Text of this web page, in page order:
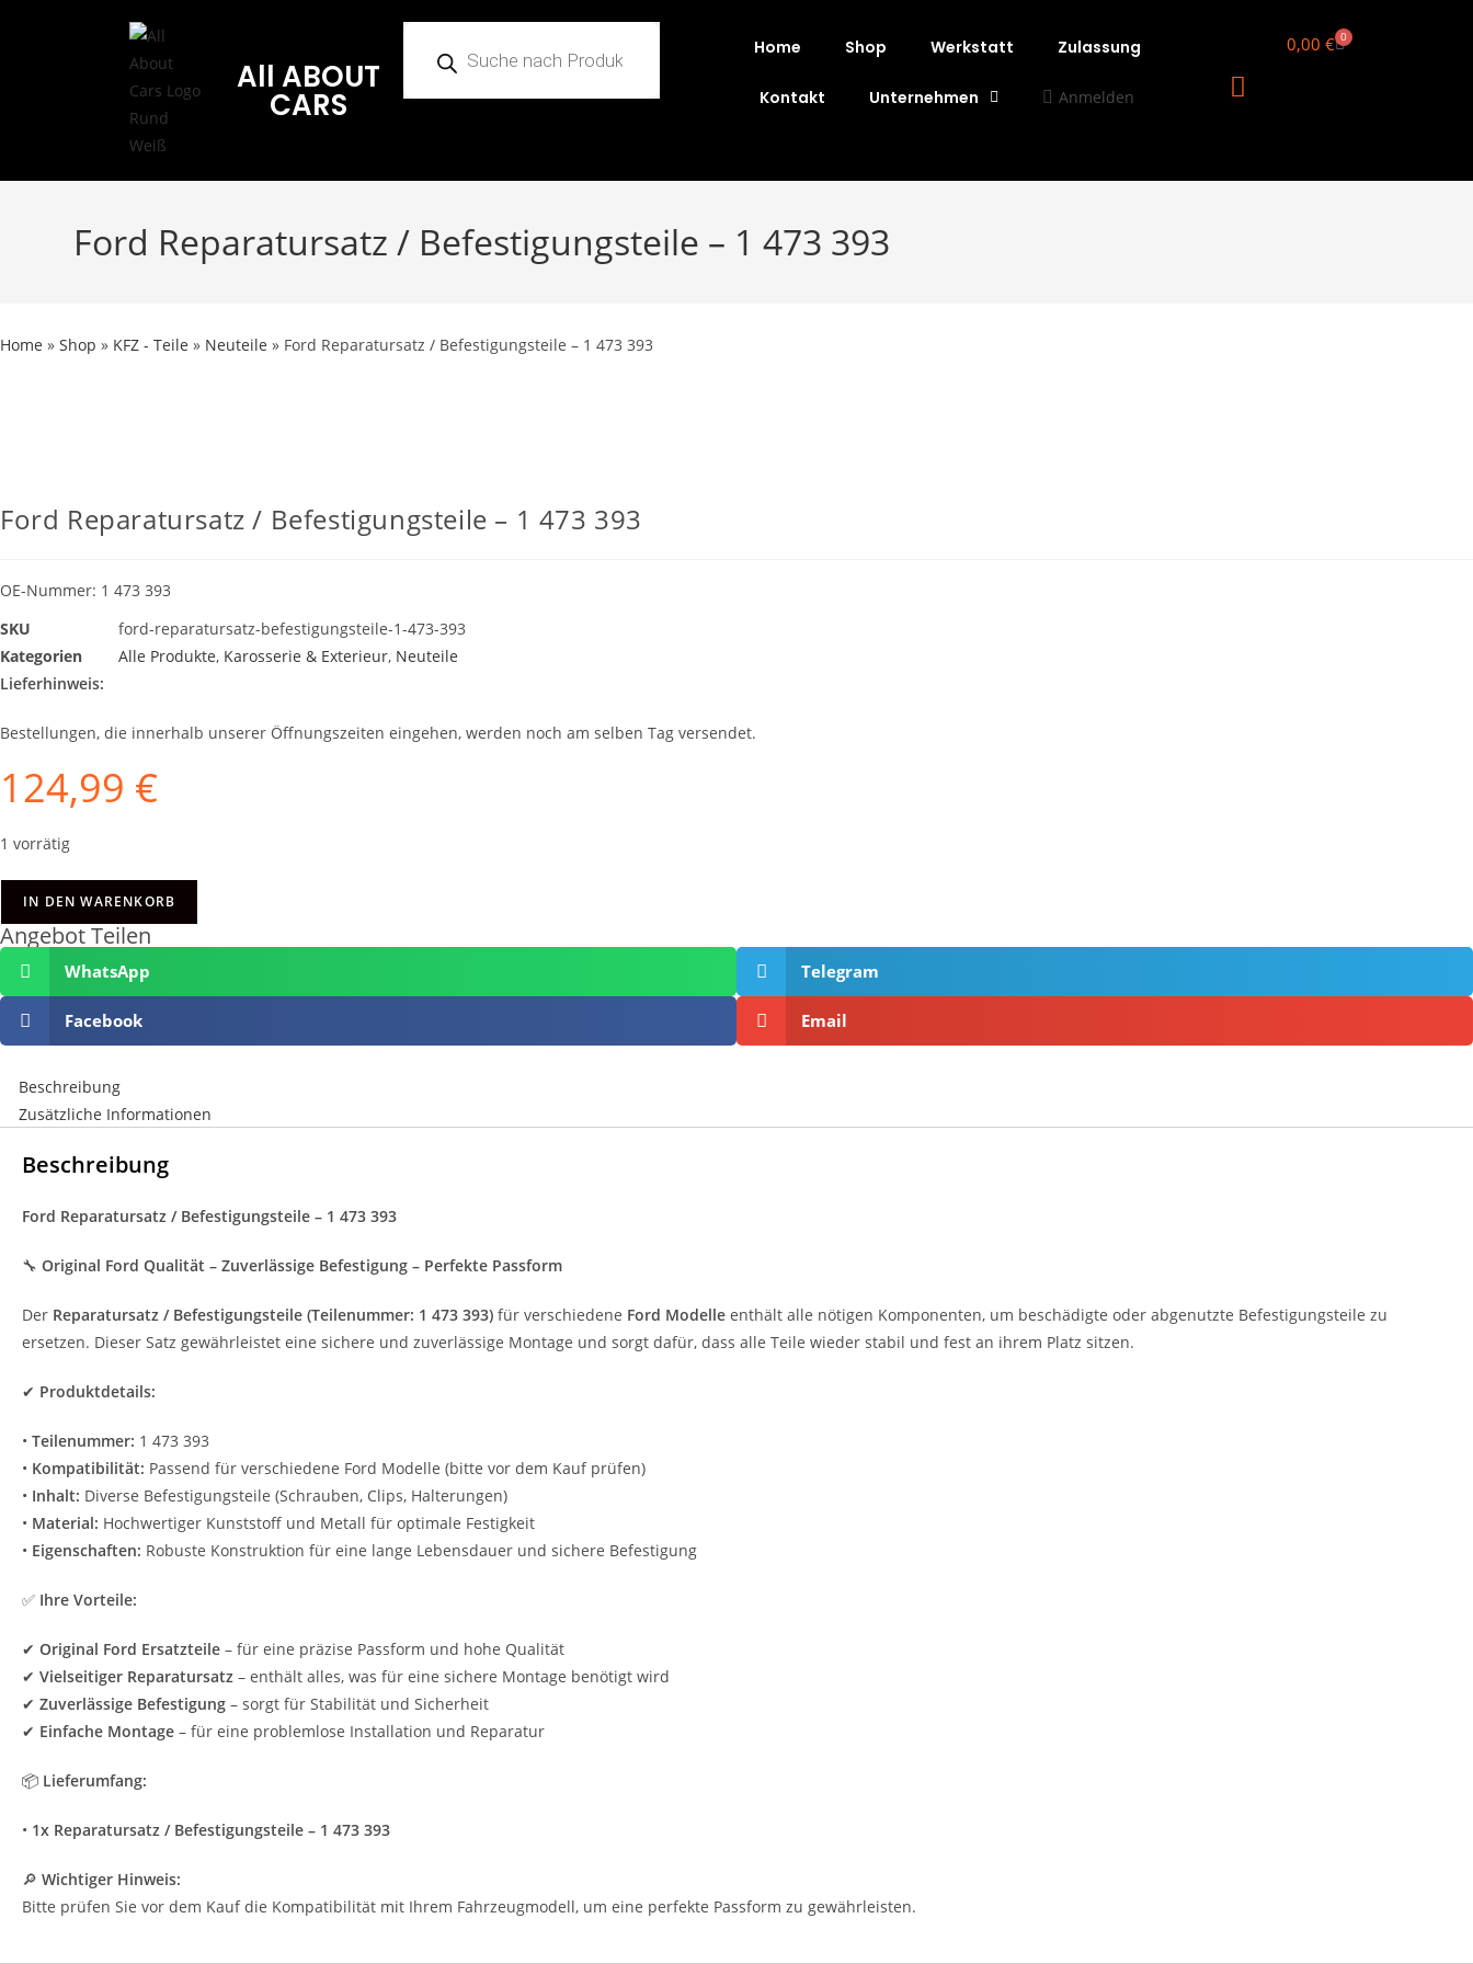
All ABOUT
CARS
Home Shop Werkstatt Zulassung
Kontakt Unternehmen Anmelden
0,00€ 0
Ford Reparatursatz / Befestigungsteile – 1 473 393
Home » Shop » KFZ - Teile » Neuteile » Ford Reparatursatz / Befestigungsteile – 1 473 393
Ford Reparatursatz / Befestigungsteile – 1 473 393
OE-Nummer: 1 473 393
SKU
ford-reparatursatz-befestigungsteile-1-473-393
Kategorien
Alle Produkte, Karosserie & Exterieur, Neuteile
Lieferhinweis:
Bestellungen, die innerhalb unserer Öffnungszeiten eingehen, werden noch am selben Tag versendet.
124,99 €
1 vorrätig
IN DEN WARENKORB
Angebot Teilen
WhatsApp Telegram
Facebook Email
Beschreibung
Zusätzliche Informationen
Beschreibung
Ford Reparatursatz / Befestigungsteile – 1 473 393
🔧 Original Ford Qualität – Zuverlässige Befestigung – Perfekte Passform
Der Reparatursatz / Befestigungsteile (Teilenummer: 1 473 393) für verschiedene Ford Modelle enthält alle nötigen Komponenten, um beschädigte oder abgenutzte Befestigungsteile zu
ersetzen. Dieser Satz gewährleistet eine sichere und zuverlässige Montage und sorgt dafür, dass alle Teile wieder stabil und fest an ihrem Platz sitzen.
✔ Produktdetails:
• Teilenummer: 1 473 393
• Kompatibilität: Passend für verschiedene Ford Modelle (bitte vor dem Kauf prüfen)
• Inhalt: Diverse Befestigungsteile (Schrauben, Clips, Halterungen)
• Material: Hochwertiger Kunststoff und Metall für optimale Festigkeit
• Eigenschaften: Robuste Konstruktion für eine lange Lebensdauer und sichere Befestigung
✅ Ihre Vorteile:
✔ Original Ford Ersatzteile – für eine präzise Passform und hohe Qualität
✔ Vielseitiger Reparatursatz – enthält alles, was für eine sichere Montage benötigt wird
✔ Zuverlässige Befestigung – sorgt für Stabilität und Sicherheit
✔ Einfache Montage – für eine problemlose Installation und Reparatur
📦 Lieferumfang:
• 1x Reparatursatz / Befestigungsteile – 1 473 393
🔎 Wichtiger Hinweis:
Bitte prüfen Sie vor dem Kauf die Kompatibilität mit Ihrem Fahrzeugmodell, um eine perfekte Passform zu gewährleisten.